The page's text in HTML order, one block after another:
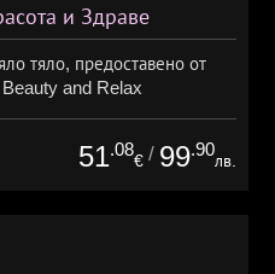
и Здраве
тяло, предоставено от
and Relax
51.08
€ / 99.90
лв.